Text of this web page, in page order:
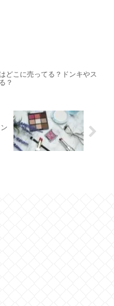
どこに売ってる？ドンキやス
？